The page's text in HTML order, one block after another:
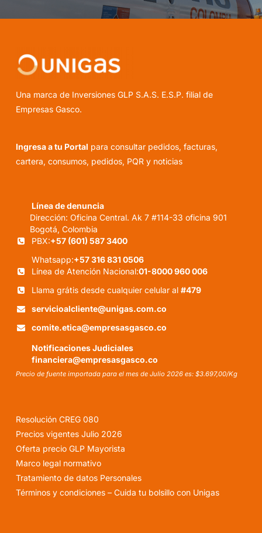
Una marca de Inversiones GLP S.A.S. E.S.P. filial de
Empresas Gasco.
Ingresa a tu Portal para consultar pedidos, facturas,
cartera, consumos, pedidos, PQR y noticias
Línea de denuncia
Dirección: Oficina Central. Ak 7 #114-33 oficina 901
Bogotá, Colombia
PBX:+57 (601) 587 3400
Whatsapp:+57 316 831 0506
Línea de Atención Nacional:01-8000 960 006
Llama grátis desde cualquier celular al#479
servicioalcliente@unigas.com.co
comite.etica@empresasgasco.co
Notificaciones Judiciales
financiera@empresasgasco.co
Precio de fuente importada para el mes de Julio 2026 es: $3.697,00/Kg
Resolución CREG 080
Precios vigentes Julio 2026
Oferta precio GLP Mayorista
Marco legal normativo
Tratamiento de datos Personales
Términos y condiciones – Cuida tu bolsillo con Unigas